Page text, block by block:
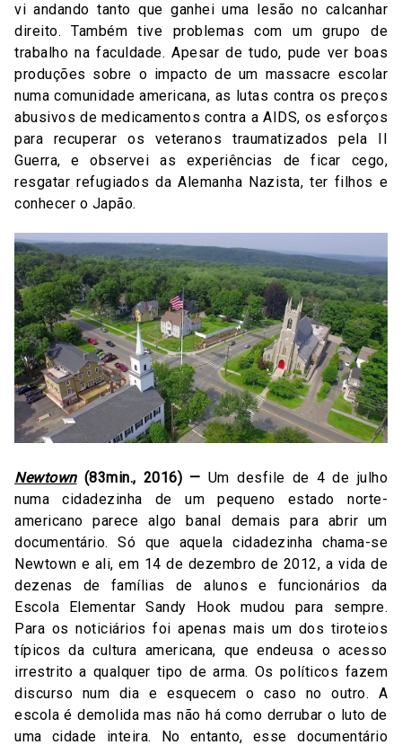
vi andando tanto que ganhei uma lesão no calcanhar
direito. Também tive problemas com um grupo de
trabalho na faculdade. Apesar de tudo, pude ver boas
produções sobre o impacto de um massacre escolar
numa comunidade americana, as lutas contra os preços
abusivos de medicamentos contra a AIDS, os esforços
para recuperar os veteranos traumatizados pela II
Guerra, e observei as experiências de ficar cego,
resgatar refugiados da Alemanha Nazista, ter filhos e
conhecer o Japão.
Newtown(83min., 2016) — Um desfile de 4 de julho
numa cidadezinha de um pequeno estado norte-
americano parece algo banal demais para abrir um
documentário. Só que aquela cidadezinha chama-se
Newtown e ali, em 14 de dezembro de 2012, a vida de
dezenas de famílias de alunos e funcionários da
Escola Elementar Sandy Hook mudou para sempre.
Para os noticiários foi apenas mais um dos tiroteios
típicos da cultura americana, que endeusa o acesso
irrestrito a qualquer tipo de arma. Os políticos fazem
discurso num dia e esquecem o caso no outro. A
escola é demolida mas não há como derrubar o luto de
uma cidade inteira. No entanto, esse documentário